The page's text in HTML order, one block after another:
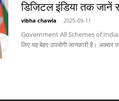
डिजिटल इंडिया तक जानें
vibha chawla - 2025-09-11
Government All Schemes of India:
लिए यह बेहद उपयोगी जानकारी है। अक्सर